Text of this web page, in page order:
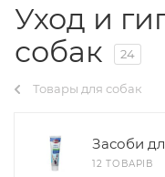
Уход и
собак
24
Товары для собак
Засоби
12 ТОВАРІВ